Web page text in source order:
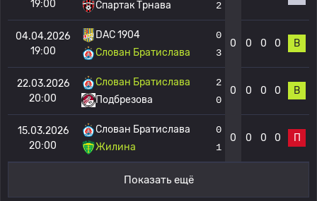
19:00 Спартак Трнава 2
04.04.2026
19:00
DAC 1904
Слован Братислава
0
3
0 0 0 0 В
22.03.2026
20:00
Слован Братислава
Подбрезова
2
0
0 0 0 0 В
15.03.2026
20:00
Слован Братислава
Жилина
0
1
0 0 0 0 П
Показать ещё